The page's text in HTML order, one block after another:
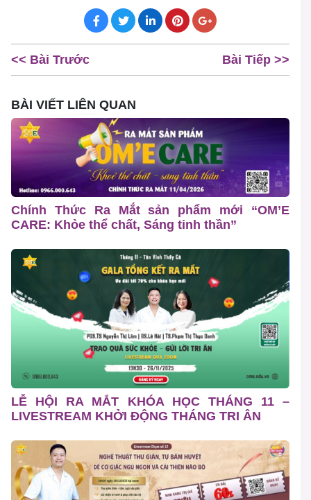
<< Bài Trước Bài Tiếp >>
BÀI VIẾT LIÊN QUAN
Chính Thức Ra Mắt sản phẩm mới “OM’E
CARE: Khỏe thể chất, Sáng tinh thần”
LỄ HỘI RA MẮT KHÓA HỌC THÁNG 11 –
LIVESTREAM KHỞI ĐỘNG THÁNG TRI ÂN